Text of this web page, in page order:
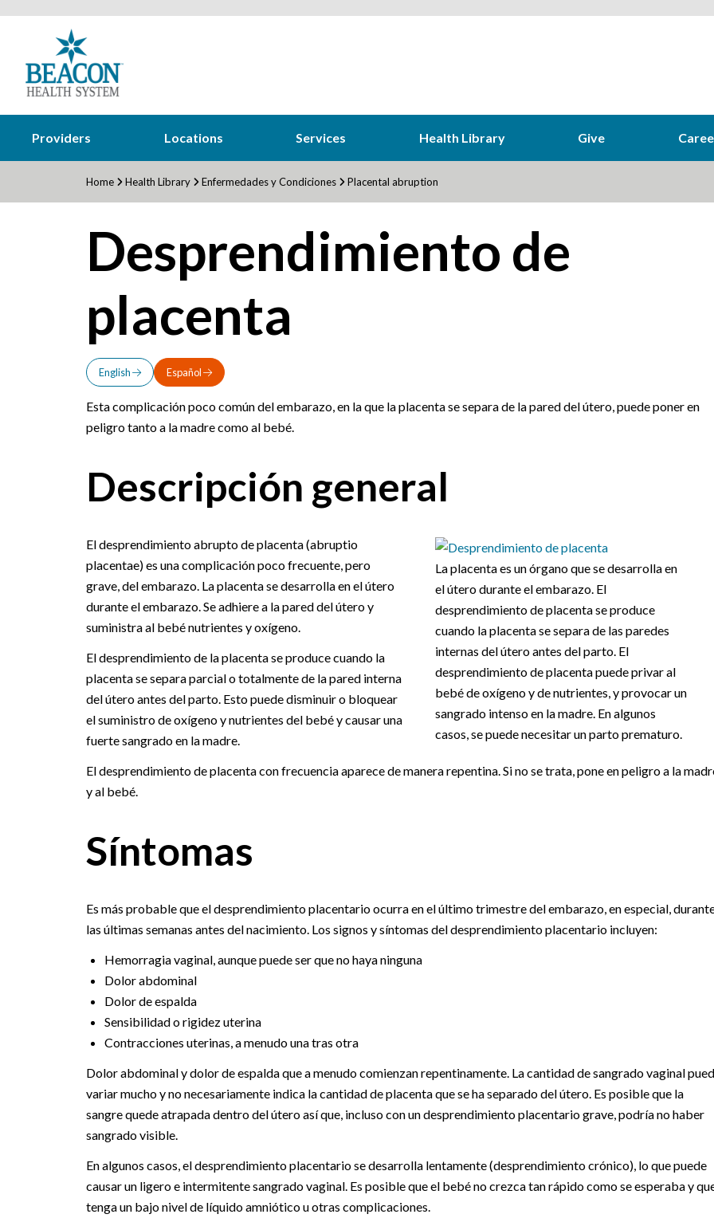
Providers Locations Services Health Library Give
Home Health Library Enfermedades y Condiciones Placental abruption
Desprendimiento de
placenta
English Español
Esta complicación poco común del embarazo, en la que la placenta se separa de la pared del útero, puede poner en
peligro tanto a la madre como al bebé.
Descripción general
La placenta es un órgano que se desarrolla en
el útero durante el embarazo. El
desprendimiento de placenta se produce
cuando la placenta se separa de las paredes
internas del útero antes del parto. El
desprendimiento de placenta puede privar al
bebé de oxígeno y de nutrientes, y provocar un
sangrado intenso en la madre. En algunos
casos, se puede necesitar un parto prematuro.
El desprendimiento abrupto de placenta (abruptio
placentae) es una complicación poco frecuente, pero
grave, del embarazo. La placenta se desarrolla en el útero
durante el embarazo. Se adhiere a la pared del útero y
suministra al bebé nutrientes y oxígeno.
El desprendimiento de la placenta se produce cuando la
placenta se separa parcial o totalmente de la pared interna
del útero antes del parto. Esto puede disminuir o bloquear
el suministro de oxígeno y nutrientes del bebé y causar una
fuerte sangrado en la madre.
El desprendimiento de placenta con frecuencia aparece de manera repentina. Si no se trata, pone en peligro a la
y al bebé.
Síntomas
Es más probable que el desprendimiento placentario ocurra en el último trimestre del embarazo, en especial,
las últimas semanas antes del nacimiento. Los signos y síntomas del desprendimiento placentario incluyen:
Hemorragia vaginal, aunque puede ser que no haya ninguna
Dolor abdominal
Dolor de espalda
Sensibilidad o rigidez uterina
Contracciones uterinas, a menudo una tras otra
Dolor abdominal y dolor de espalda que a menudo comienzan repentinamente. La cantidad de sangrado vaginal
variar mucho y no necesariamente indica la cantidad de placenta que se ha separado del útero. Es posible que la
sangre quede atrapada dentro del útero así que, incluso con un desprendimiento placentario grave, podría no haber
sangrado visible.
En algunos casos, el desprendimiento placentario se desarrolla lentamente (desprendimiento crónico), lo que puede
causar un ligero e intermitente sangrado vaginal. Es posible que el bebé no crezca tan rápido como se esperaba y
tenga un bajo nivel de líquido amniótico u otras complicaciones.